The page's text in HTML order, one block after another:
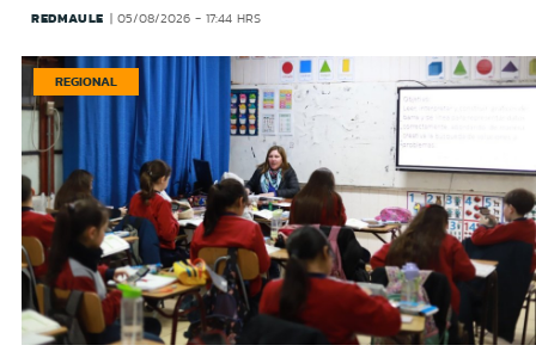
REDMAULE 05/08/2026 - 17:44 HRS
REGIONAL